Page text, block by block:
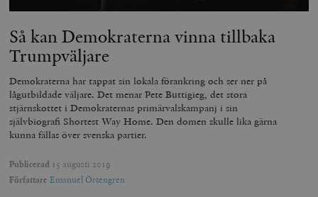
Så kan Demokraterna vinna tillbaka
Trumpväljare
Demokraterna har tappat sin lokala förankring och ser ner på
lågutbildade väljare. Det menar Pete Buttigieg, det stora
stjärnskottet i Demokraternas primärvalskampanj i sin
självbiografi Shortest Way Home. Den domen skulle lika gärna
kunna fällas över svenska partier.
Publicerad 15 augusti 2019
Författare Emanuel Örtengren